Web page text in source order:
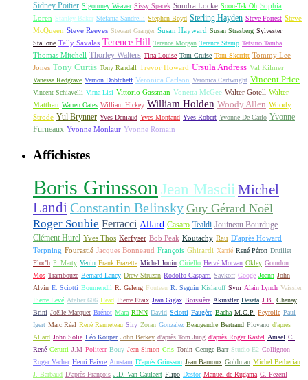
Sidney Poitier Sigourney Weaver Sissy Spacek Sondra Locke Soon-Tek Oh Sophia
Loren Stanley Baker Stefania Sandrelli Stephen Boyd Sterling Hayden Steve Forrest Steve
McQueen Steve Reeves Stewart Granger Susan Hayward Susan Strasberg Sylvester
Stallone Telly Savalas Terence Hill Terence Morgan Terence Stamp Tetsuro Tamba
Thomas Mitchell Thorley Walters Tina Louise Tom Cruise Tom Skerritt Tommy Lee
Jones Tony Curtis Tony Randall Trevor Howard Ursula Andress Val Kilmer
Vanessa Redgrave Vernon Dobtcheff Veronica Carlson Veronica Cartwright Vincent Price
Vincent Schiavelli Virna Lisi Vittorio Gassman Vonetta McGee Walter Gotell Walter
Matthau Warren Oates William Hickey William Holden Woody Allen Woody
Strode Yul Brynner Yves Deniaud Yves Montand Yves Robert Yvonne De Carlo Yvonne
Furneaux Yvonne Monlaur Yvonne Romain
Affichistes
Boris Grinsson Jean Mascii Michel
Landi Constantin Belinsky Guy Gérard Noël
Roger Soubie Ferracci Allard Casaro Tealdi Jouineau Bourduge
Clément Hurel Yves Thos Kerfyser Bob Peak Koutachy Rau D'après Howard
Terpning Fourastié Jacques Bonneaud François Ghirardi Xarrié René Péron Druillet
Floc'h P. Marty Venin Frank Frazetta Michel Jouin Ciriello Hervé Morvan Okley Gourdon
Mos Trambouze Bernard Lancy Drew Struzan Rodolfo Gasparri Savkoff Googe Joann John
Alvin E. Sciotti Boumendil R. Geleng Fouteau R. Seguin Kislaroff Sym Alain Lynch Vaissier
Pierre Levé Atelier 606 Head Pierre Etaix Jean Gigax Boissière Akinstler Deseta J.B.
Chanay
Brini Joëlle Marquet Brénot Mara RINN David Sciotti Faugère Bacha M.C.P. Peyrolle Paul
Igert Marc Réal René Renneteau Siry Zoran Gonzalez Beaugendre Bertrand Piovano d'après
Allard John Solie Léo Kouper John Berkey d'après Tom Jung d'après Roger Kastel Amsel C.
René Cerutti J.M Politeer Bouy Jean Simon Cris Tonin George Barr Studio E2 Collignon
Roger Vacher Henri Faivre Arnstam D'après Grinsson Jean Barnoux Goldman Michel Berberian
J. Barbaud D'après François J.D. Van Caulaert Flipo Dastor Manuel de Rugama G. Pezeril